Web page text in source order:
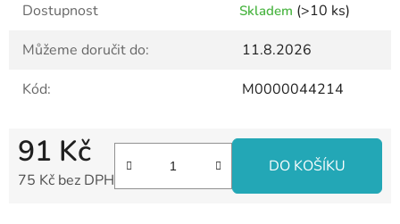
Dostupnost Skladem (>10 ks)
Můžeme doručit do:
11.8.2026
Kód:
M0000044214
91 Kč
75 Kč bez DPH
DO KOŠÍKU